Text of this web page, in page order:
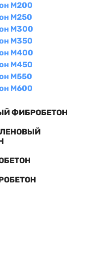
М200
М250
М300
М350
М400
М450
М550
М600
ФИБРОБЕТОН